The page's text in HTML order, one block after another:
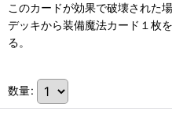
このカードが効果で破壊された
デッキから装備魔法カード１枚
る。
数量: